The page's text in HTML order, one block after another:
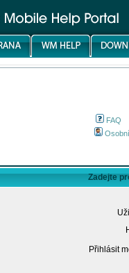
FAQ
Zadejte
Přihlásit